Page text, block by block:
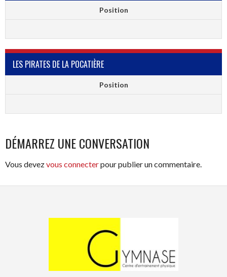
Position
LES PIRATES DE LA POCATIÈRE
Position
DÉMARREZ UNE CONVERSATION
Vous devezvous connecterpour publier un commentaire.